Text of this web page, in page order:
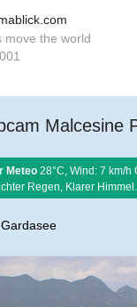
move the world
Malcesine
Meteo 28°C, Wind: 7 km/h
Regen, Klarer
Gardasee